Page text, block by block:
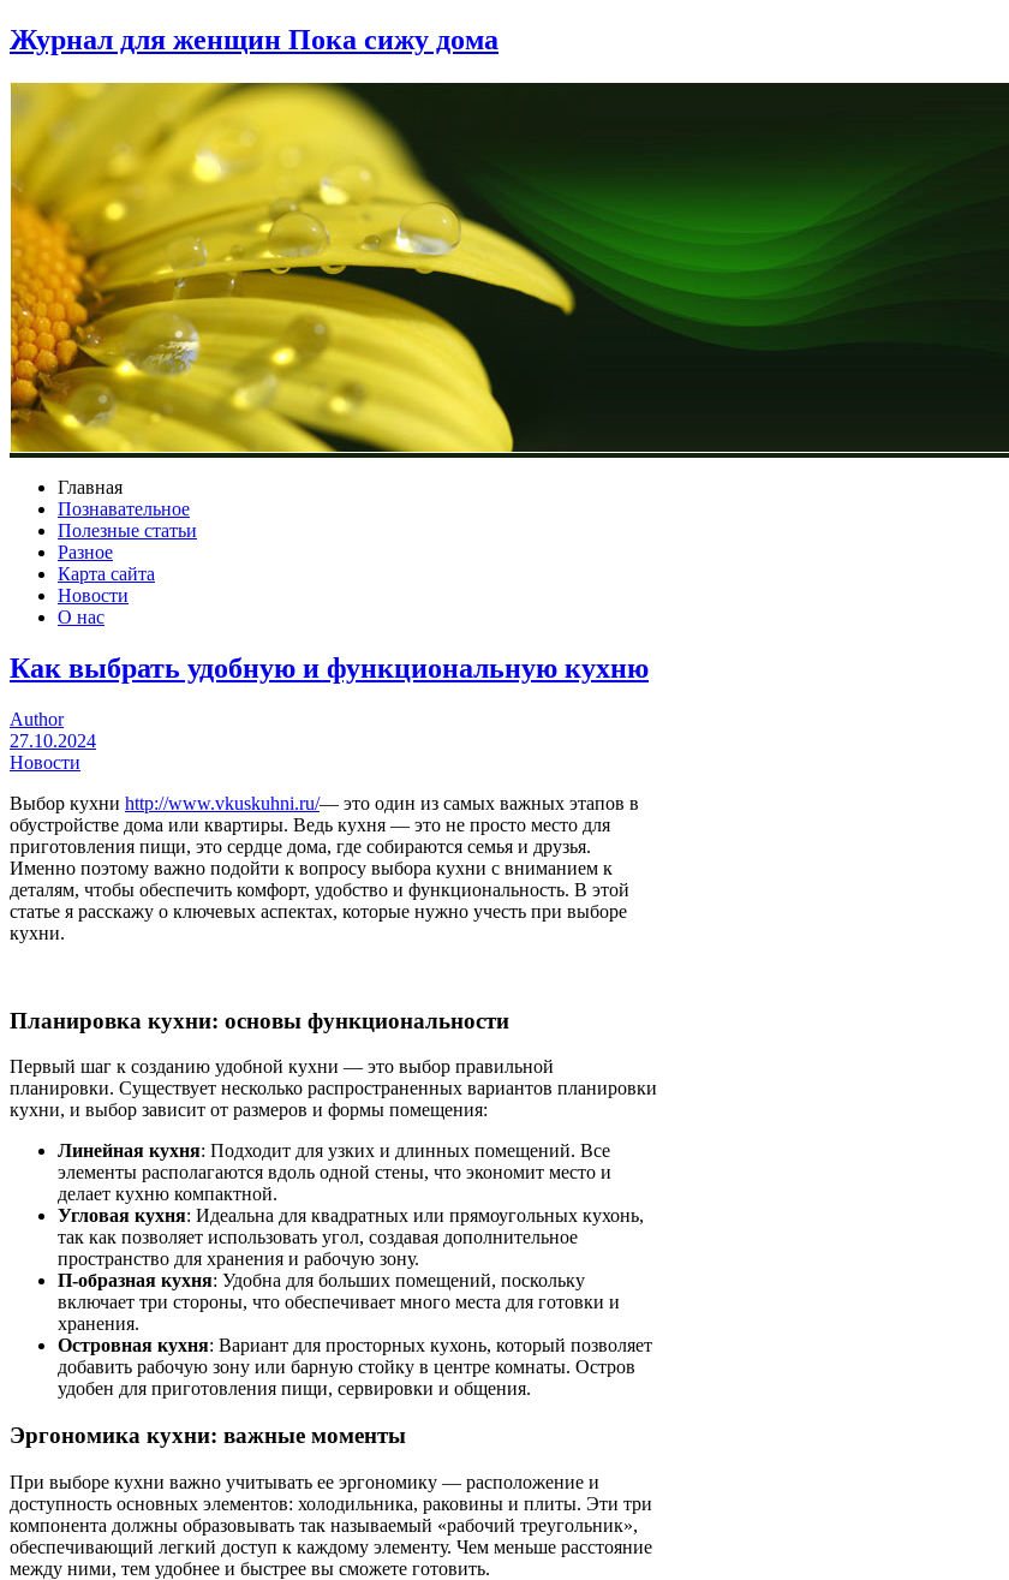
Журнал для женщин Пока сижу дома
Главная
Познавательное
Полезные статьи
Разное
Карта сайта
Новости
О нас
Как выбрать удобную и функциональную кухню
Author
27.10.2024
Новости
Выбор кухни http://www.vkuskuhni.ru/— это один из самых важных этапов в
обустройстве дома или квартиры. Ведь кухня — это не просто место для
приготовления пищи, это сердце дома, где собираются семья и друзья.
Именно поэтому важно подойти к вопросу выбора кухни с вниманием к
деталям, чтобы обеспечить комфорт, удобство и функциональность. В этой
статье я расскажу о ключевых аспектах, которые нужно учесть при выборе
кухни.
Планировка кухни: основы функциональности
Первый шаг к созданию удобной кухни — это выбор правильной
планировки. Существует несколько распространенных вариантов планировки
кухни, и выбор зависит от размеров и формы помещения:
Линейная кухня: Подходит для узких и длинных помещений. Все
элементы располагаются вдоль одной стены, что экономит место и
делает кухню компактной.
Угловая кухня: Идеальна для квадратных или прямоугольных кухонь,
так как позволяет использовать угол, создавая дополнительное
пространство для хранения и рабочую зону.
П-образная кухня: Удобна для больших помещений, поскольку
включает три стороны, что обеспечивает много места для готовки и
хранения.
Островная кухня: Вариант для просторных кухонь, который позволяет
добавить рабочую зону или барную стойку в центре комнаты. Остров
удобен для приготовления пищи, сервировки и общения.
Эргономика кухни: важные моменты
При выборе кухни важно учитывать ее эргономику — расположение и
доступность основных элементов: холодильника, раковины и плиты. Эти три
компонента должны образовывать так называемый «рабочий треугольник»,
обеспечивающий легкий доступ к каждому элементу. Чем меньше расстояние
между ними, тем удобнее и быстрее вы сможете готовить.